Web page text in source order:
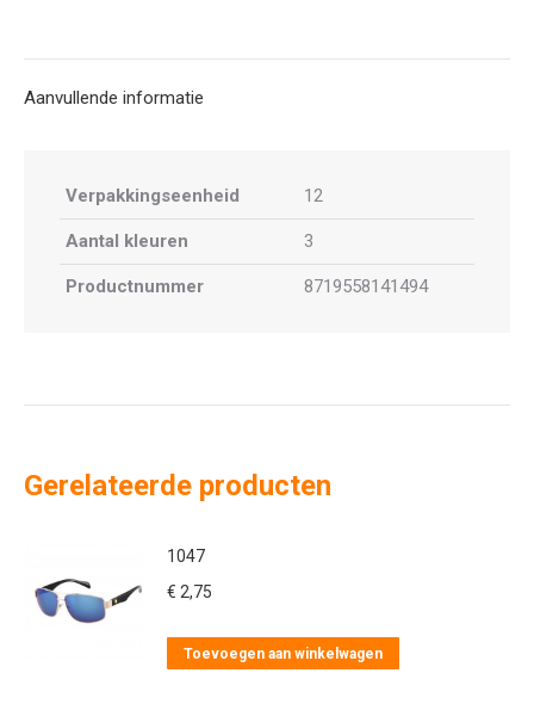
Aanvullende informatie
Verpakkingseenheid 12
Aantal kleuren 3
Productnummer 8719558141494
Gerelateerde producten
1047
€ 2,75
Toevoegen aan winkelwagen